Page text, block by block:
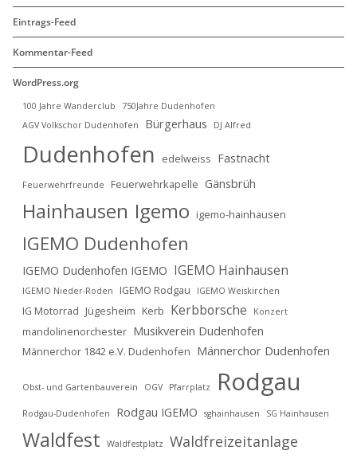
Eintrags-Feed
Kommentar-Feed
WordPress.org
100 Jahre Wanderclub
750Jahre Dudenhofen
AGV Volkschor Dudenhofen
Bürgerhaus DJ Alfred
Dudenhofen edelweiss Fastnacht
Feuerwehrfreunde Feuerwehrkapelle Gänsbrüh
Hainhausen Igemo igemo-hainhausen
IGEMO Dudenhofen
IGEMO Dudenhofen IGEMO IGEMO Hainhausen
IGEMO Nieder-Roden IGEMO Rodgau IGEMO Weiskirchen
IG Motorrad Jügesheim Kerb Kerbborsche Konzert
mandolinenorchester Musikverein Dudenhofen
Männerchor 1842 e.V. Dudenhofen Männerchor Dudenhofen
Obst- und Gartenbauverein OGV Pfarrplatz Rodgau
Rodgau-Dudenhofen Rodgau IGEMO sghainhausen SG Hainhausen
Waldfest Waldfestplatz Waldfreizeitanlage